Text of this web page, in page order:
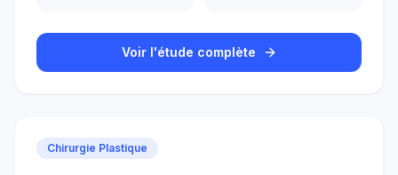
Voir l'étude complète
Chirurgie Plastique